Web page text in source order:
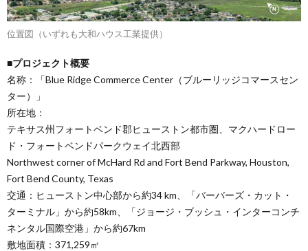
位置図（いずれも大和ハウス工業提供）
■プロジェクト概要
名称：「Blue Ridge Commerce Center（ブルーリッジコマースセン
ター）」
所在地：
テキサス州フォートベンド郡ヒューストン都市圏、マクハードロー
ド・フォートベンドパークウェイ北西部
Northwest corner of McHard Rd and Fort Bend Parkway, Houston,
Fort Bend County, Texas
交通：ヒューストン中心部から約34 km、「バーバーズ・カット・
ターミナル」から約58km、「ジョージ・ブッシュ・インターコンチ
ネンタル国際空港」から約67km
敷地面積：371,259㎡